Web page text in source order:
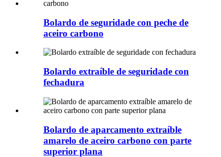
Bolardo de seguridade con peche de
aceiro carbono
Bolardo extraíble de seguridade con
fechadura
Bolardo de aparcamento extraíble
amarelo de aceiro carbono con parte
superior plana